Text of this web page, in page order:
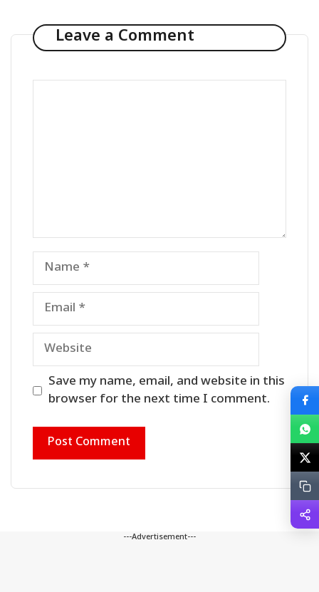
Leave a Comment
Name
Email
Website
Save my name, email, and website in this
browser for the next time I comment.
---Advertisement---